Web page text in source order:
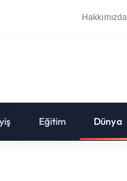
Hakkımızda
Eğitim Dünya